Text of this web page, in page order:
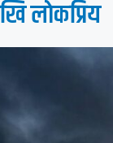
लाेकप्रिय